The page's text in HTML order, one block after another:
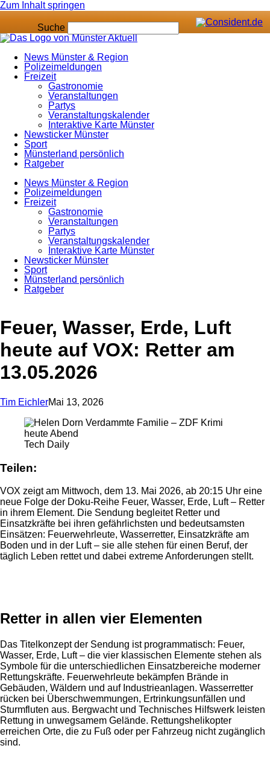
Zum Inhalt springen
Suche
News Münster & Region
Polizeimeldungen
Freizeit
Gastronomie
Veranstaltungen
Partys
Veranstaltungskalender
Interaktive Karte Münster
Newsticker Münster
Sport
Münsterland persönlich
Ratgeber
News Münster & Region
Polizeimeldungen
Freizeit
Gastronomie
Veranstaltungen
Partys
Veranstaltungskalender
Interaktive Karte Münster
Newsticker Münster
Sport
Münsterland persönlich
Ratgeber
Anzeige
Feuer, Wasser, Erde, Luft
heute auf VOX: Retter am
13.05.2026
Tim EichlerMai 13, 2026
Tech Daily
Teilen:
VOX zeigt am Mittwoch, dem 13. Mai 2026, ab 20:15 Uhr eine
neue Folge der Doku-Reihe Feuer, Wasser, Erde, Luft – Retter
in ihrem Element. Die Sendung begleitet Retter und
Einsatzkräfte bei ihren gefährlichsten und bedeutsamsten
Einsätzen: Feuerwehrleute, Wasserretter, Einsatzkräfte am
Boden und in der Luft – sie alle stehen für einen Beruf, der
täglich Leben rettet und dabei extreme Anforderungen stellt.
Retter in allen vier Elementen
Das Titelkonzept der Sendung ist programmatisch: Feuer,
Wasser, Erde, Luft – die vier klassischen Elemente stehen als
Symbole für die unterschiedlichen Einsatzbereiche moderner
Rettungskräfte. Feuerwehrleute bekämpfen Brände in
Gebäuden, Wäldern und auf Industrieanlagen. Wasserretter
rücken bei Überschwemmungen, Ertrinkungsunfällen und
Sturmfluten aus. Bergwacht und Technisches Hilfswerk leisten
Rettung in unwegsamem Gelände. Rettungshelikopter
erreichen Orte, die zu Fuß oder per Fahrzeug nicht zugänglich
sind.